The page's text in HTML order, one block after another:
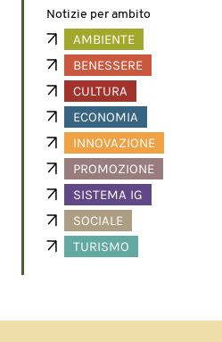
Notizie per ambito
AMBIENTE
BENESSERE
CULTURA
ECONOMIA
INNOVAZIONE
PROMOZIONE
SISTEMA IG
SOCIALE
TURISMO